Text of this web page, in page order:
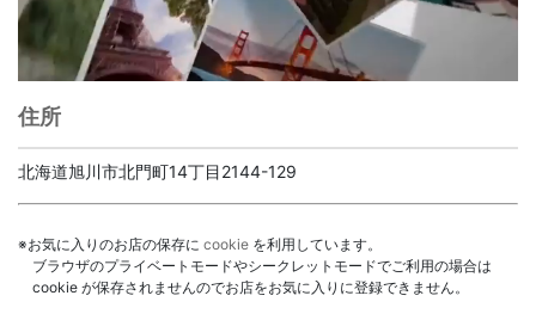
住所
北海道旭川市北門町14丁目2144-129
※お気に入りのお店の保存に cookie を利用しています。
ブラウザのプライベートモードやシークレットモードでご利用の場合は
cookie が保存されませんのでお店をお気に入りに登録できません。